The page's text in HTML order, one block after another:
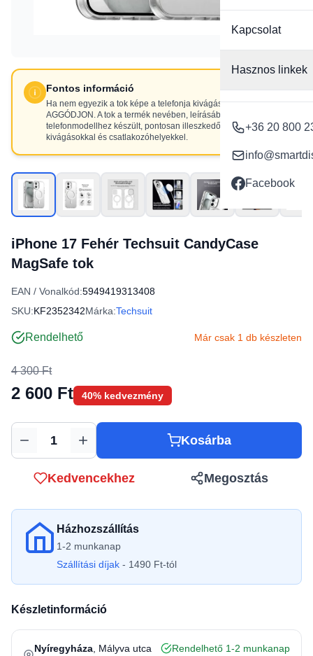
Kapcsolat
Hasznos linkek
+36 20 800
Facebook
Fontos információ
Ha nem egyezik a tok képe a telefonja kivágásaival, NE
AGGÓDJON. A tok a termék nevében, leírásában szereplő
telefonmodellhez készült, pontosan illeszkedő
kivágásokkal és csatlakozóhelyekkel.
iPhone 17 Fehér Techsuit CandyCase
MagSafe tok
EAN / Vonalkód:5949419313408
SKU:KF2352342Márka:Techsuit
Rendelhető Már csak 1 db készleten
4 300 Ft
2 600 Ft 40% kedvezmény
Mennyiség Kosárba
Kedvencekhez Megosztás
Házhozszállítás
1-2 munkanap
Szállítási díjak - 1490 Ft-tól
Készletinformáció
Nyíregyháza , Mályva utca
Rendelhető 1-2 munkanap